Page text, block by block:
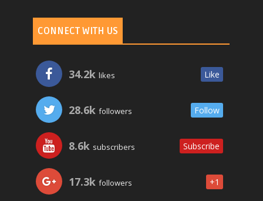
CONNECT WITH US
34.2k likes Like
28.6k followers Follow
8.6k subscribers Subscribe
17.3k followers +1